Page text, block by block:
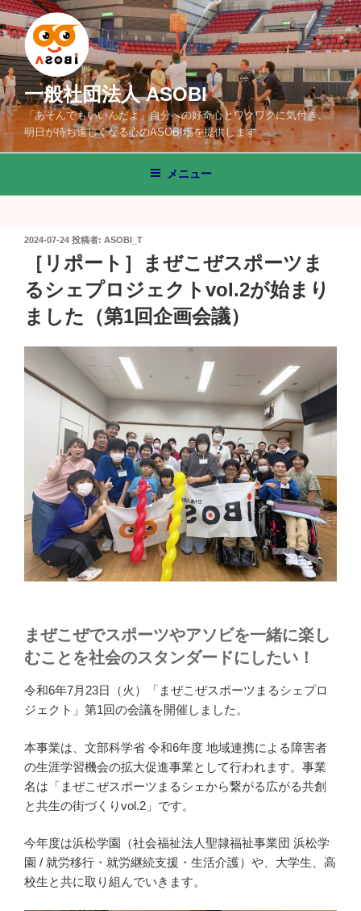
コ
ン
ン
ツ
へ
ス
一般社団法人 ASOBI
「あそんでもいいんだよ」自分への好奇心とワクワクに気付き、
明日が待ち遠しくなる心のASOBI場を提供します
メニュー
投
2024-07-24 投稿者: ASOBI_T
［リポート］まぜこぜスポーツま
るシェプロジェクトvol.2が始まり
ました（第1回企画会議）
まぜこぜでスポーツやアソビを一緒に楽し
むことを社会のスタンダードにしたい！
令和6年7月23日（火）「まぜこぜスポーツまるシェプロ
ジェクト」第1回の会議を開催しました。
本事業は、文部科学省 令和6年度 地域連携による障害者
の生涯学習機会の拡大促進事業として行われます。事業
名は「まぜこぜスポーツまるシェから繋がる広がる共創
と共生の街づくりvol.2」です。
今年度は浜松学園（社会福祉法人聖隷福祉事業団 浜松学
園 / 就労移行・就労継続支援・生活介護）や、大学生、高
校生と共に取り組んでいきます。